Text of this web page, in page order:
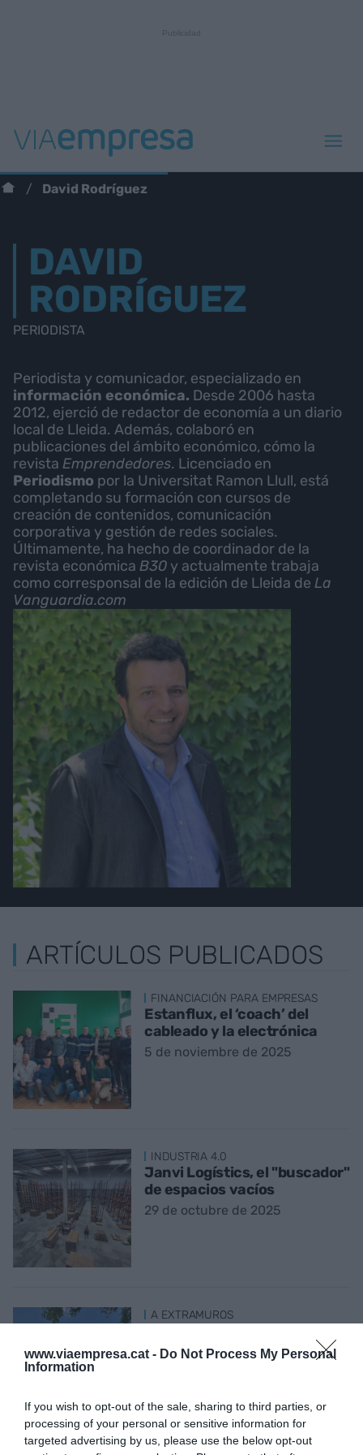
www.viaempresa.cat - Do Not Process My Personal
Information
If you wish to opt-out of the sale, sharing to third parties, or
processing of your personal or sensitive information for
targeted advertising by us, please use the below opt-out
David Rodríguez
DAVID
RODRÍGUEZ
PERIODISTA
Periodista y comunicador, especializado en
información económica. Desde 2006 hasta
2012, ejerció de redactor de economía a un diario
local de Lleida. Además, colaboró en
publicaciones del ámbito económico, cómo la
revista Emprendedores. Licenciado en
Periodismo por la Universitat Ramon Llull, está
completando su formación con cursos de
creación de contenidos, comunicación
corporativa y gestión de redes sociales.
Últimamente, ha hecho de coordinador de la
revista económica B30 y actualmente trabaja
como corresponsal de la edición de Lleida de La
Vanguardia.com
ARTÍCULOS PUBLICADOS
FINANCIACIÓN PARA EMPRESAS
Estanflux, el ‘coach’ del
cableado y la electrónica
5 de noviembre de 2025
INDUSTRIA 4.0
Janvi Logístics, el "buscador"
de espacios vacíos
29 de octubre de 2025
A EXTRAMUROS
23 de octubre de 2025